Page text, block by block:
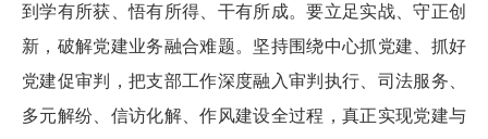
到学有所获、悟有所得、干有所成。要立足实战、守正创
新，破解党建业务融合难题。坚持围绕中心抓党建、抓好
党建促审判，把支部工作深度融入审判执行、司法服务、
多元解纷、信访化解、作风建设全过程，真正实现党建与